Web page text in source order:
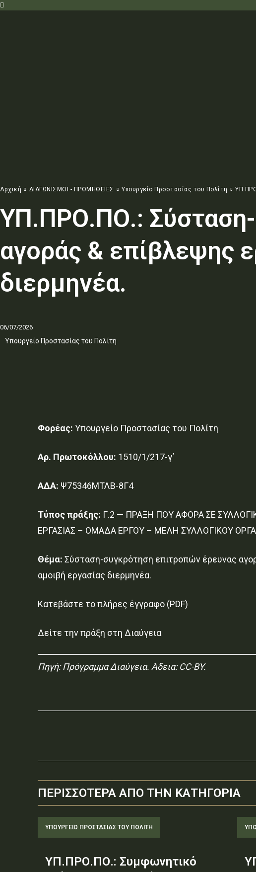
Αρχική ΔΙΑΓΩΝΙΣΜΟΙ - ΠΡΟΜΗΘΕΙΕΣ Υπουργείο Προστασίας του Πολίτη
ΥΠ.ΠΡΟ.ΠΟ.: Σύσταση-
αγοράς & επίβλεψης
διερμηνέα.
06/07/2026
Υπουργείο Προστασίας του Πολίτη
Φορέας: Υπουργείο Προστασίας του Πολίτη
Αρ. Πρωτοκόλλου: 1510/1/217-γ΄
ΑΔΑ: Ψ75346ΜΤΛΒ-8Γ4
Τύπος πράξης: Γ.2 — ΠΡΑΞΗ ΠΟΥ ΑΦΟΡΑ ΣΕ
ΕΡΓΑΣΙΑΣ – ΟΜΑΔΑ ΕΡΓΟΥ – ΜΕΛΗ ΣΥΛΛΟΓΙΚΟΥ
Θέμα: Σύσταση-συγκρότηση επιτροπών έρευνας
αμοιβή εργασίας διερμηνέα.
Κατεβάστε το πλήρες έγγραφο (PDF)
Δείτε την πράξη στη Διαύγεια
Πηγή:Πρόγραμμα Διαύγεια. Άδεια: CC-BY.
ΠΕΡΙΣΣΟΤΕΡΑ ΑΠΟ ΤΗΝ ΚΑΤΗΓΟΡΙΑ
ΥΠΟΥΡΓΕΊΟ ΠΡΟΣΤΑΣΊΑΣ ΤΟΥ ΠΟΛΊΤΗ
ΥΠ.ΠΡΟ.ΠΟ.: Συμφωνητικό